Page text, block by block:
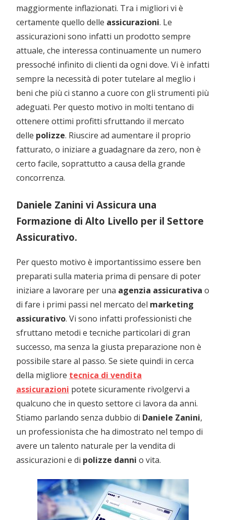
maggiormente inflazionati. Tra i migliori vi è
certamente quello delle assicurazioni. Le
assicurazioni sono infatti un prodotto sempre
attuale, che interessa continuamente un numero
pressoché infinito di clienti da ogni dove. Vi è infatti
sempre la necessità di poter tutelare al meglio i
beni che più ci stanno a cuore con gli strumenti più
adeguati. Per questo motivo in molti tentano di
ottenere ottimi profitti sfruttando il mercato
delle polizze. Riuscire ad aumentare il proprio
fatturato, o iniziare a guadagnare da zero, non è
certo facile, soprattutto a causa della grande
concorrenza.
Daniele Zanini vi Assicura una
Formazione di Alto Livello per il Settore
Assicurativo.
Per questo motivo è importantissimo essere ben
preparati sulla materia prima di pensare di poter
iniziare a lavorare per una agenzia assicurativa o
di fare i primi passi nel mercato del marketing
assicurativo. Vi sono infatti professionisti che
sfruttano metodi e tecniche particolari di gran
successo, ma senza la giusta preparazione non è
possibile stare al passo. Se siete quindi in cerca
della migliore tecnica di vendita
assicurazioni potete sicuramente rivolgervi a
qualcuno che in questo settore ci lavora da anni.
Stiamo parlando senza dubbio di Daniele Zanini,
un professionista che ha dimostrato nel tempo di
avere un talento naturale per la vendita di
assicurazioni e di polizze danni o vita.